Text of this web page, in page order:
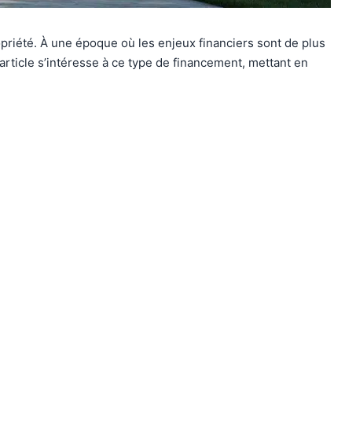
À une époque où les enjeux financiers sont de plus
s’intéresse à ce type de financement, mettant en